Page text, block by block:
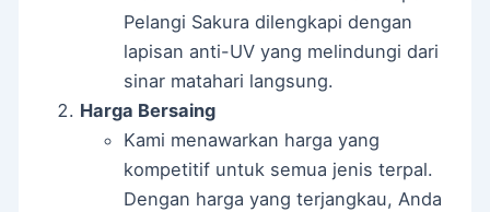
Pelangi Sakura dilengkapi dengan
lapisan anti-UV yang melindungi dari
sinar matahari langsung.
Harga Bersaing
Kami menawarkan harga yang
kompetitif untuk semua jenis terpal.
Dengan harga yang terjangkau, Anda